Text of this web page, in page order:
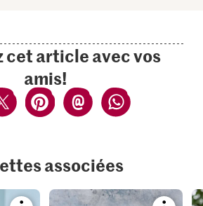
cet article avec vos
amis!
associées